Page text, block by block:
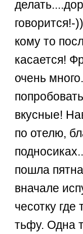
говорится!-
кому то
касается!
очень
вкусные!
по отелю,
пошла
вначале
чесотку
тьфу. Одна